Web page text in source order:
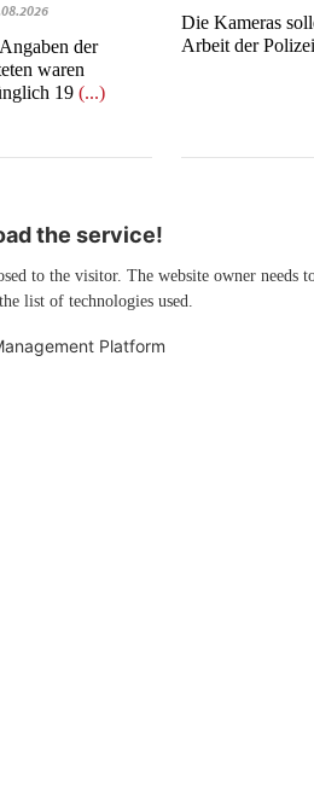
der
waren
19(...)
​​​​​​​Die Kameras
Arbeit der
the service!
to the visitor. The website owner needs
list of technologies used.
Platform